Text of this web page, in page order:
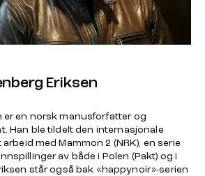
Eriksen
er en norsk manusforfatter og
Han ble tildelt den internasjonale
arbeid medMammon 2 (NRK), en serie
av både i Polen (Pakt) og i
står også bak «happynoir»-serien